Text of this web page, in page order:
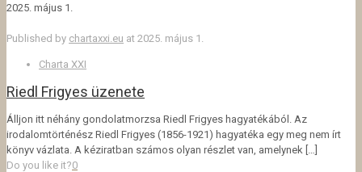
2025. május 1.
Published by chartaxxi.eu at 2025. május 1.
Charta XXI
Riedl Frigyes üzenete
Álljon itt néhány gondolatmorzsa Riedl Frigyes hagyatékából. Az
irodalomtörténész Riedl Frigyes (1856-1921) hagyatéka egy meg nem írt
könyv vázlata. A kéziratban számos olyan részlet van, amelynek […]
Do you like it?0